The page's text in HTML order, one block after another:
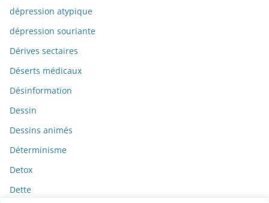
dépression atypique
dépression souriante
Dérives sectaires
Déserts médicaux
Désinformation
Dessin
Dessins animés
Déterminisme
Detox
Dette